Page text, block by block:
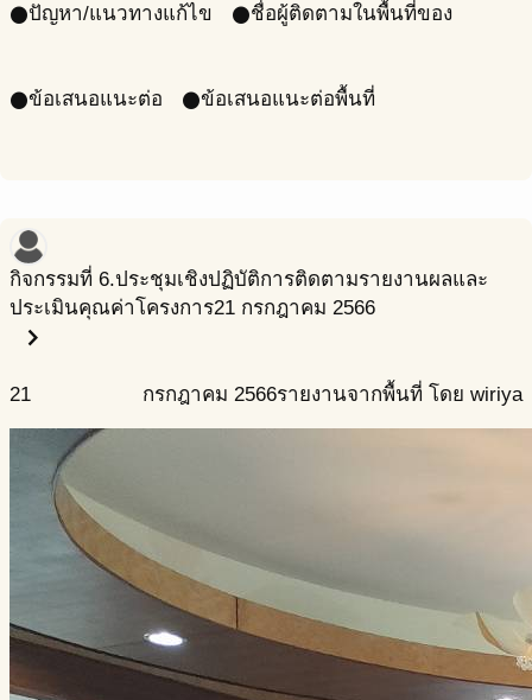
circleปัญหา/แนวทางแก้ไข circleชื่อผู้ติดตามในพื้นที่ของ
circleข้อเสนอแนะต่อ circleข้อเสนอแนะต่อพื้นที่
กิจกรรมที่ 6.ประชุมเชิงปฏิบัติการติดตามรายงานผลและ
ประเมินคุณค่าโครงการ21 กรกฎาคม 2566
chevron_right
21 กรกฎาคม 2566รายงานจากพื้นที่ โดย wiriya